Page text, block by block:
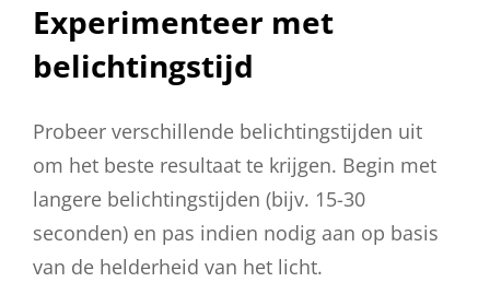
Experimenteer met
belichtingstijd
Probeer verschillende belichtingstijden uit
om het beste resultaat te krijgen. Begin met
langere belichtingstijden (bijv. 15-30
seconden) en pas indien nodig aan op basis
van de helderheid van het licht.